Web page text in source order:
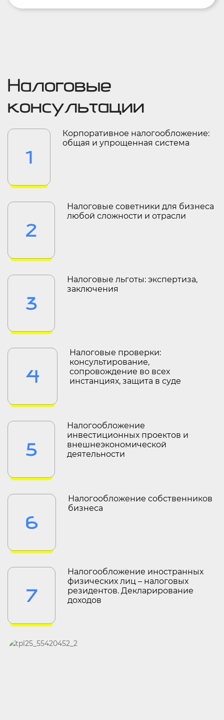
Налоговые
консультации
1
Корпоративное налогообложение:
общая и упрощенная система
2
Налоговые советники для бизнеса
любой сложности и отрасли
3
Налоговые льготы: экспертиза,
заключения
4
Налоговые проверки:
консультирование,
сопровождение во всех
инстанциях, защита в суде
5
Налогообложение
инвестиционных проектов и
внешнеэкономической
деятельности
6
Налогообложение собственников
бизнеса
7
Налогообложение иностранных
физических лиц – налоговых
резидентов. Декларирование
доходов